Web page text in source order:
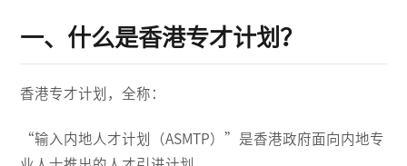
一、什么是香港专才计划？
香港专才计划，全称：
“输入内地人才计划（ASMTP）”是香港政府面向内地专